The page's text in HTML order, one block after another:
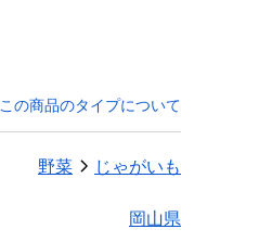
この商品のタイプについて
野菜 じゃがいも
岡山県